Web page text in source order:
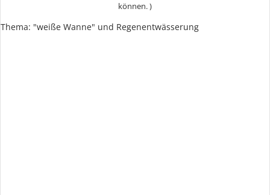
können. )
Thema: "weiße Wanne" und Regenentwässerung